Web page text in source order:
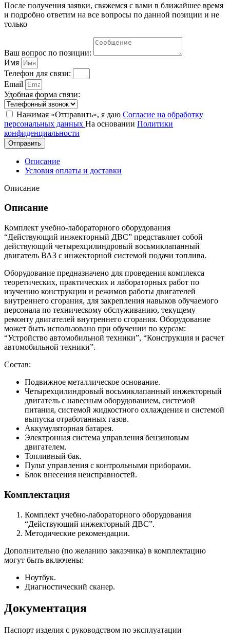
После получения заявки, свяжемся с вами в ближайшее время
и подробно ответим на все вопросы по данной позиции и не
только
Ваш вопрос по позиции:
Имя
Телефон для связи:
Email
Удобная форма связи:
Нажимая «Отправить», я даю Согласие на обработку
персональных данных На основании Политики
конфиденциальности
Отправить
Описание
Условия оплаты и доставки
Описание
Описание
Комплект учебно-лабораторного оборудования
“Действующий инжекторный ДВС” представляет собой
действующий четырехцилиндровый восьмиклапанный
двигатель ВАЗ с инжекторной системой подачи топлива.
Оборудование предназначено для проведения комплекса
теоретических, практических и лабораторных работ по
изучению конструкции и режимов работы двигателей
внутреннего сгорания, для закрепления навыков обучаемого
персонала по техническому обслуживанию, текущему
ремонту двигателей внутреннего сгорания. Оборудование
может быть использовано при обучении по курсам:
“Устройство автомобильной техники”, “Конструкция и расчет
автомобильной техники”.
Состав:
Подвижное металлическое основание.
Четырехцилиндровый восьмиклапанный инжекторный
двигатель с навесным оборудованием, системой
питания, системой жидкостного охлаждения и системой
выпуска отработанных газов.
Аккумуляторная батарея.
Электронная система управления бензиновым
двигателем.
Топливный бак.
Пульт управления с контрольными приборами.
Блок внесения неисправностей.
Комплектация
Комплект учебно-лабораторного оборудования
“Действующий инжекторный ДВС”.
Методические рекомендации.
Дополнительно (по желанию заказчика) в комплектацию
могут быть включены:
Ноутбук.
Диагностический сканер.
Документация
Паспорт изделия с руководством по эксплуатации